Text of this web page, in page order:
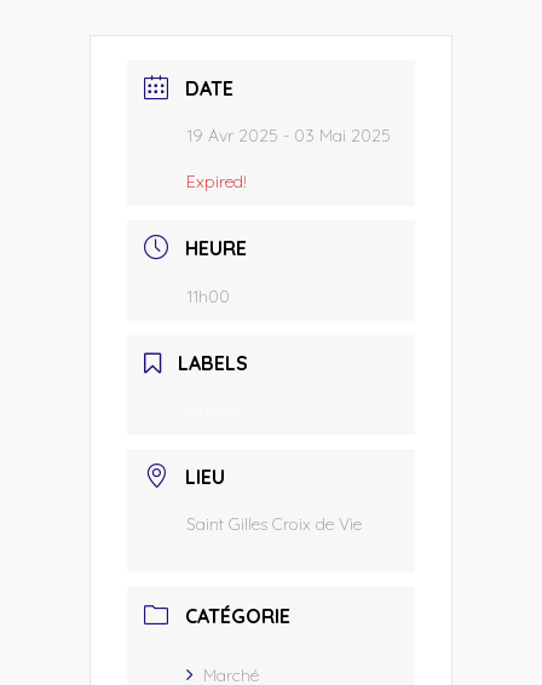
DATE
19 Avr 2025 - 03 Mai 2025
Expired!
HEURE
11h00
LABELS
LIEU
Saint Gilles Croix de Vie
CATÉGORIE
Marché